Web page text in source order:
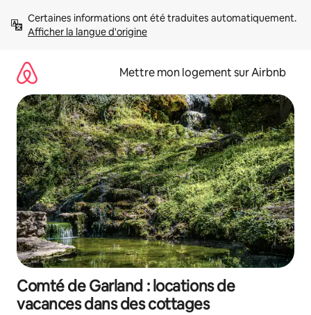
directement
Afficher la langue d'origine
Mettre mon logement sur Airbnb
Comté de Garland : locations de
vacances dans des cottages